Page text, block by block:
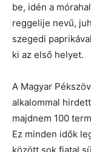
be, idén a
reggelije nevű,
szegedi
ki az első helyet.
A Magyar
alkalommal
majdnem 100
Ez minden idők